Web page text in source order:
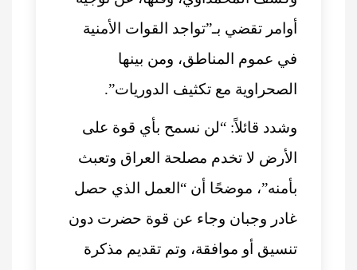
أوامر تقضي بـ”تواجد القوات الأمنية
في عموم المناطق، ومن بينها
الصحراوية مع تكثيف الدوريات”.
وشدد قائلاً: “لن نسمح بأي قوة على
الأرض لا تخدم مصلحة العراق وتعبث
بأمنه”، موضحًا أن “العمل الذي حصل
غادر وجبان وجاء عن قوة حضرت دون
تنسيق أو موافقة، وتم تقديم مذكرة